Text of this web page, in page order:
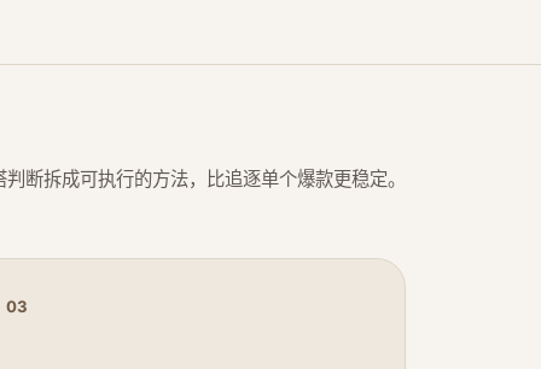
判断拆成可执行的方法，比追逐单个爆款更稳定。
03